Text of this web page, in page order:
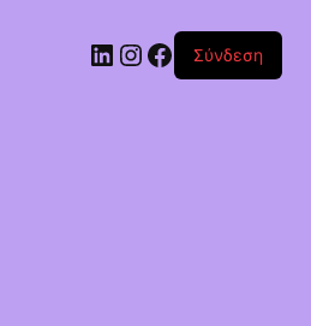
Linkedin
Instagram
Facebook
Σύνδεση